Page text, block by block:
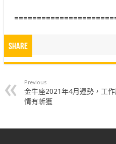
Share
Previous
金牛座2021年4月運勢，工
情有斬獲